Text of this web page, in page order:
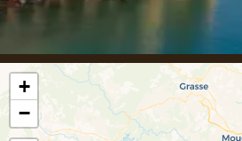
+
−